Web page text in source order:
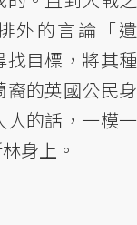
外的言論「遺
目標，將其種
的英國公民身
人的話，一模一
身上。